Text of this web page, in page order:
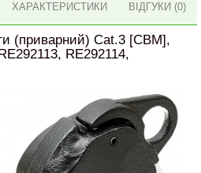
ХАРАКТЕРИСТИКИ ВІДГУКИ (0)
(приварний) Cat.3 [CBM],
RE292114,